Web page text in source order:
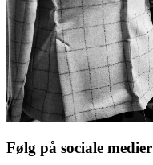
Følg på sociale medier